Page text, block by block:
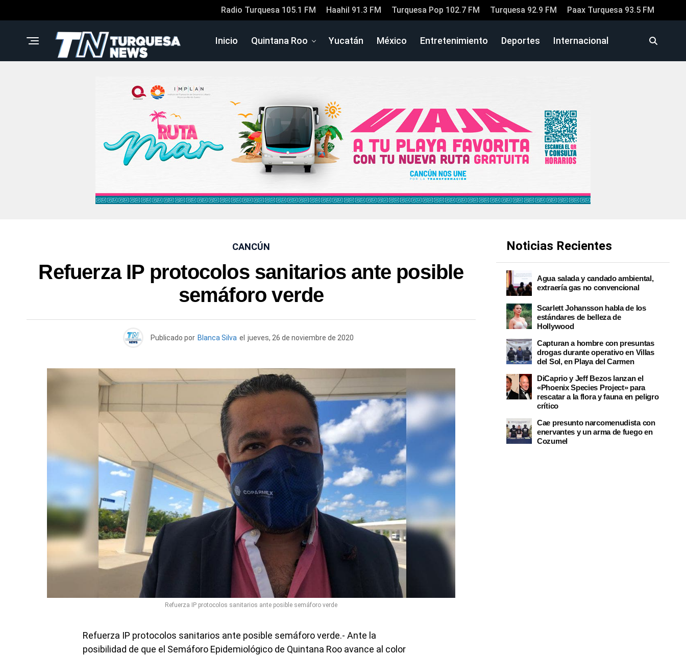
Radio Turquesa 105.1 FM Haahil 91.3 FM Turquesa Pop 102.7 FM Turquesa 92.9 FM Paax Turquesa 93.5 FM
Inicio Quintana Roo Yucatán México Entretenimiento Deportes Internacional
CANCÚN
Refuerza IP protocolos sanitarios ante posible
semáforo verde
Publicado por Blanca Silva el jueves, 26 de noviembre de 2020
Refuerza IP protocolos sanitarios ante posible semáforo verde
Refuerza IP protocolos sanitarios ante posible semáforo verde.- Ante la
posibilidad de que el Semáforo Epidemiológico de Quintana Roo avance al color
Noticias Recientes
Agua salada y candado ambiental,
extraería gas no convencional
Scarlett Johansson habla de los
estándares de belleza de
Hollywood
Capturan a hombre con presuntas
drogas durante operativo en Villas
del Sol, en Playa del Carmen
DiCaprio y Jeff Bezos lanzan el
«Phoenix Species Project» para
rescatar a la flora y fauna en peligro
crítico
Cae presunto narcomenudista con
enervantes y un arma de fuego en
Cozumel